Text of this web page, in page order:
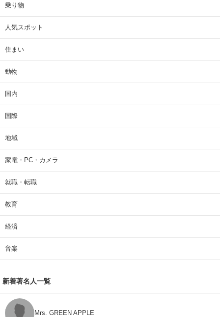
乗り物
人気スポット
住まい
動物
国内
国際
地域
家電・PC・カメラ
就職・転職
教育
経済
音楽
新着著名人一覧
Mrs. GREEN APPLE